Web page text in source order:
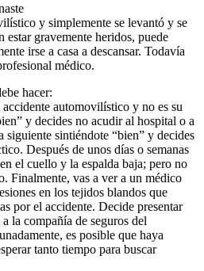
y simplemente se levantó y se
estar gravemente heridos, puede
irse a casa a descansar. Todavía
médico.
hacer:
automovilístico y no es su
y decides no acudir al hospital o a
siguiente sintiéndote “bien” y decides
Después de unos días o semanas
el cuello y la espalda baja; pero no
Finalmente, vas a ver a un médico
en los tejidos blandos que
por el accidente. Decide presentar
la compañía de seguros del
es posible que haya
tanto tiempo para buscar